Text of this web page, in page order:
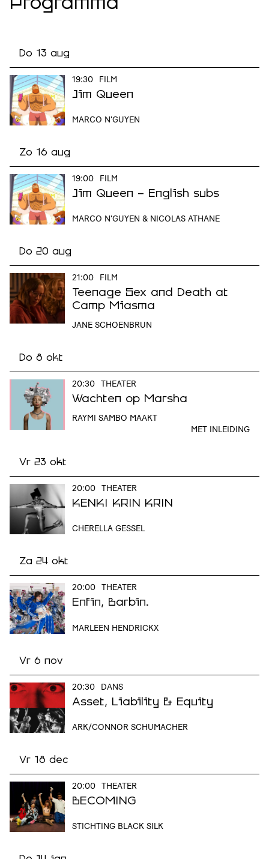
Programma
Do 13 aug
19:30 FILM
Jim Queen
MARCO N'GUYEN
Zo 16 aug
19:00 FILM
Jim Queen - English subs
MARCO N'GUYEN & NICOLAS ATHANE
Do 20 aug
21:00 FILM
Teenage Sex and Death at
Camp Miasma
JANE SCHOENBRUN
Do 8 okt
20:30 THEATER
Wachten op Marsha
RAYMI SAMBO MAAKT
MET INLEIDING
Vr 23 okt
20:00 THEATER
KENKI KRIN KRIN
CHERELLA GESSEL
Za 24 okt
20:00 THEATER
Enfin, Barbin.
MARLEEN HENDRICKX
Vr 6 nov
20:30 DANS
Asset, Liability & Equity
ARK/CONNOR SCHUMACHER
Vr 18 dec
20:00 THEATER
BECOMING
STICHTING BLACK SILK